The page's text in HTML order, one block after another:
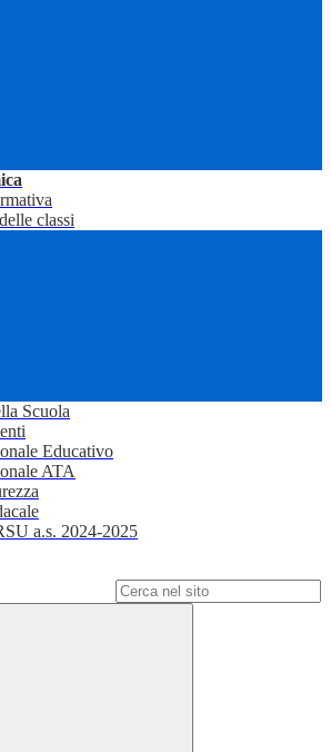
classi
Scuola
Educativo
ATA
a.s. 2024-2025